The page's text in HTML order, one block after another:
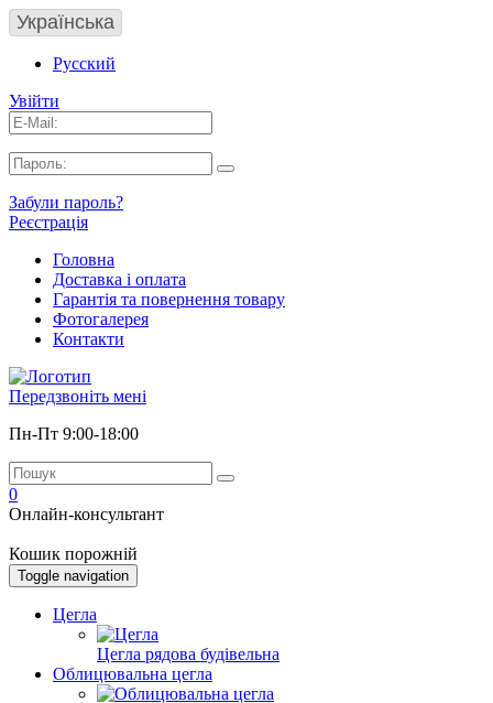
Українська
Русский
Увійти
Забули пароль?
Реєстрація
Головна
Доставка і оплата
Гарантія та повернення товару
Фотогалерея
Контакти
Передзвоніть мені
Пн-Пт 9:00-18:00
0
Онлайн-консультант
Кошик порожній
Toggle navigation
Цегла
Цегла рядова будівельна
Облицювальна цегла